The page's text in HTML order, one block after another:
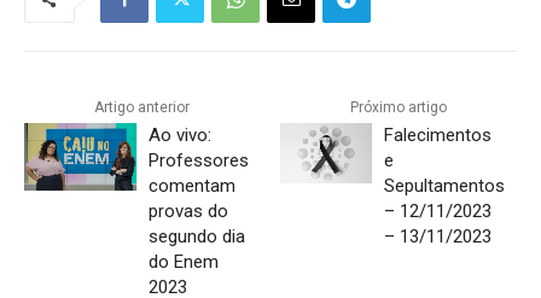
Artigo anterior
Ao vivo:
Professores
comentam
provas do
segundo dia
do Enem
2023
Próximo artigo
Falecimentos
e
Sepultamentos
– 12/11/2023
– 13/11/2023